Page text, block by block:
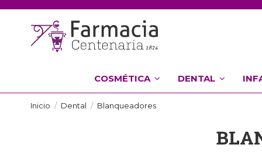
COSMÉTICA DENTAL
Inicio Dental Blanqueadores